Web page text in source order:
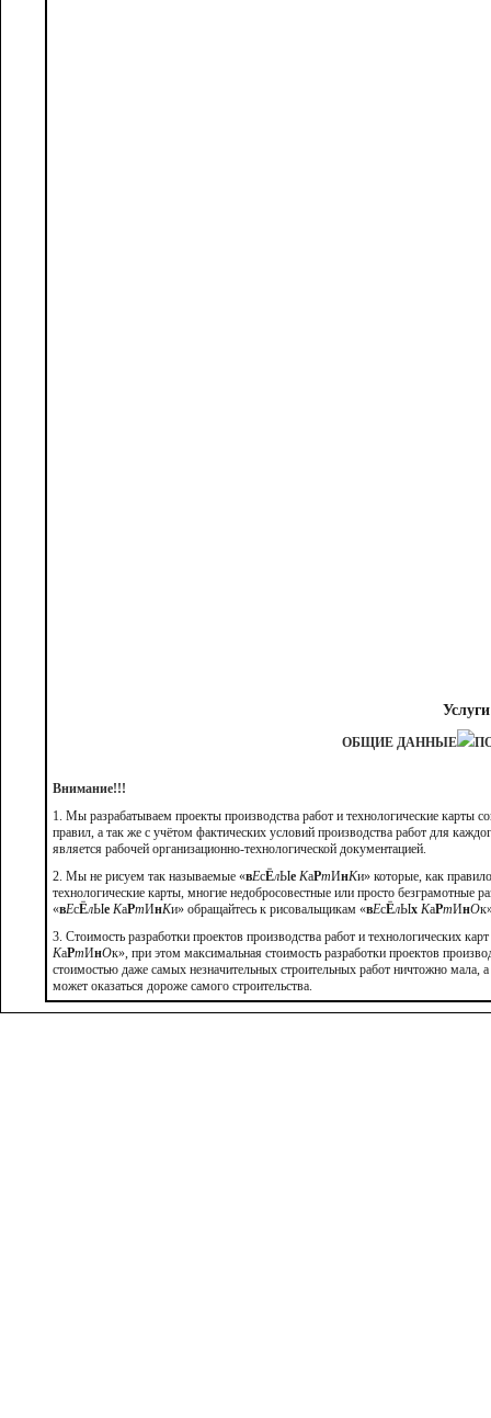
ОБЩИЕ ДАННЫЕ
Внимание!!!
1. Мы разрабатываем проекты производства работ и технологические карты
правил, а так же с учётом фактических условий производства работ для
является рабочей организационно-технологической документацией.
2. Мы не рисуем так называемые «вЕсЁлЫе КаРтИнКи» которые, как
технологические карты, многие недобросовестные или просто
«вЕсЁлЫе КаРтИнКи» обращайтесь к рисовальщикам «вЕсЁлЫх КаРтИнО
3. Стоимость разработки проектов производства работ и технологических
КаРтИнОк», при этом максимальная стоимость разработки проектов
стоимостью даже самых незначительных строительных работ ничтожно мала,
может оказаться дороже самого строительства.